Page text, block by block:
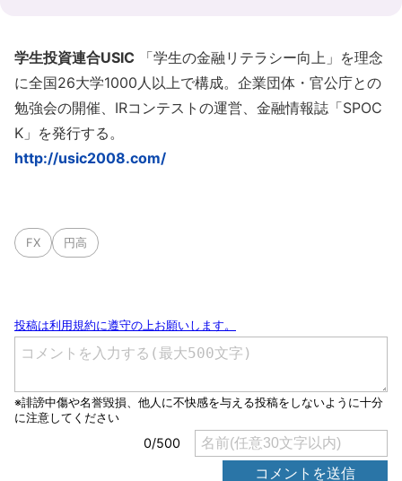
学生投資連合USIC 「学生の金融リテラシー向上」を理念
に全国26大学1000人以上で構成。企業団体・官公庁との
勉強会の開催、IRコンテストの運営、金融情報誌「SPOC
K」を発行する。
http://usic2008.com/
FX 円高